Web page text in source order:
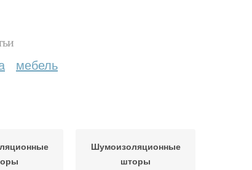
мебель
Шумоизоляционные
шторы